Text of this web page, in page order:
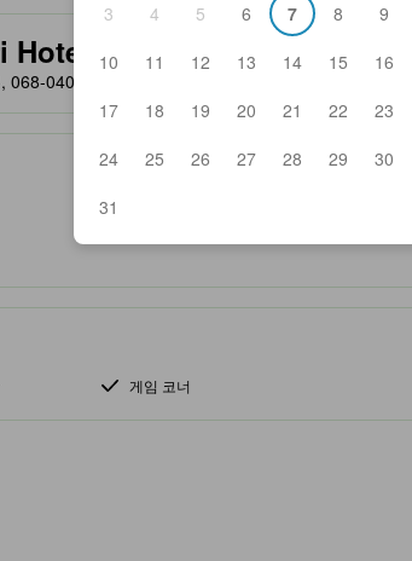
3
4 5 6 7 8
9
10
11 12 13 14 15
16
17
18 19 20 21 22
23
24
25 26 27 28 29
30
31
Hotel Shuparo)
서비스를 반영해 파트너 사이트에서 제공한 성급
0403
게임 코너